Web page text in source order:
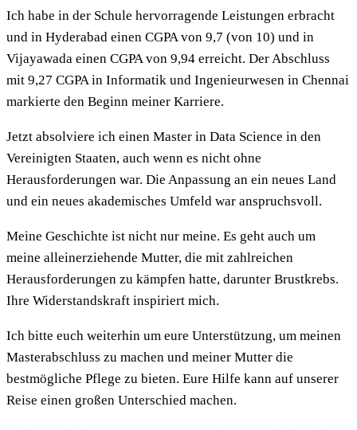
Ich habe in der Schule hervorragende Leistungen erbracht
und in Hyderabad einen CGPA von 9,7 (von 10) und in
Vijayawada einen CGPA von 9,94 erreicht. Der Abschluss
mit 9,27 CGPA in Informatik und Ingenieurwesen in Chennai
markierte den Beginn meiner Karriere.
Jetzt absolviere ich einen Master in Data Science in den
Vereinigten Staaten, auch wenn es nicht ohne
Herausforderungen war. Die Anpassung an ein neues Land
und ein neues akademisches Umfeld war anspruchsvoll.
Meine Geschichte ist nicht nur meine. Es geht auch um
meine alleinerziehende Mutter, die mit zahlreichen
Herausforderungen zu kämpfen hatte, darunter Brustkrebs.
Ihre Widerstandskraft inspiriert mich.
Ich bitte euch weiterhin um eure Unterstützung, um meinen
Masterabschluss zu machen und meiner Mutter die
bestmögliche Pflege zu bieten. Eure Hilfe kann auf unserer
Reise einen großen Unterschied machen.